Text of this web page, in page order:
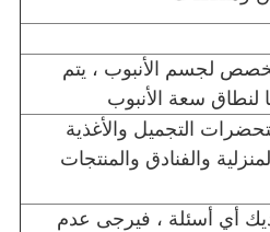
لجسم الأنبوب ، يتم
لنطاق سعة الأنبوب
التجميل والأغذية
والفنادق والمنتجات
أي أسئلة ، فيرجى عدم